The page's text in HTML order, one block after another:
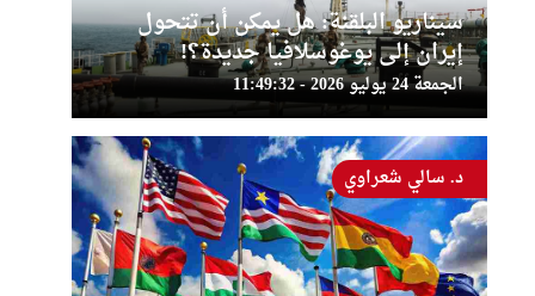
سيناريو البلقنة: هل يمكن أن تتحول
إيران إلى يوغوسلافيا جديدة؟!
الجمعة 24 يوليو 2026 - 11:49:32
د. سالي شعراوي